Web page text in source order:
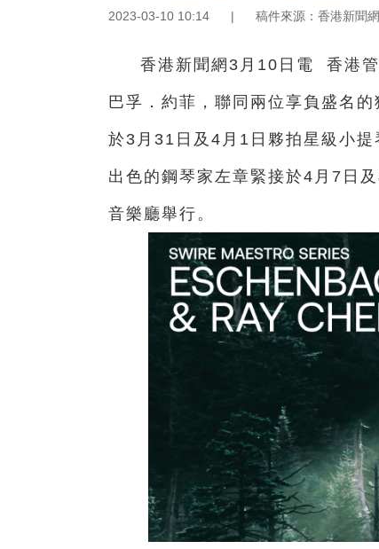
2023-03-10 10:14 | 稿件來源：香港新聞網
香港新聞網3月10日電 香港
巴孚．約菲，聯同兩位享負盛名
於3月31日及4月1日夥拍星級小
出色的鋼琴家左章緊接於4月7日
音樂廳舉行。